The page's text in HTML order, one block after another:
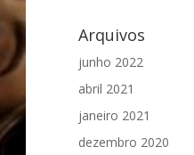
Arquivos
junho 2022
abril 2021
janeiro 2021
dezembro 2020